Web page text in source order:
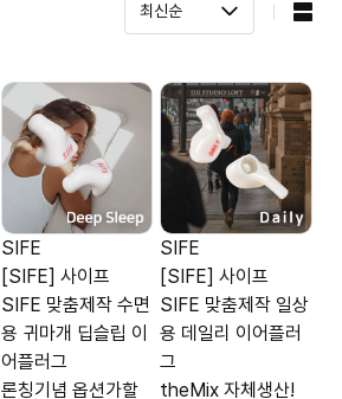
SIFE
[SIFE] 사이프
SIFE 맞춤제작 수면
용 귀마개 딥슬립 이
어플러그
론칭기념 옵션가할
SIFE
[SIFE] 사이프
SIFE 맞춤제작 일상
용 데일리 이어플러
그
theMix 자체생산!